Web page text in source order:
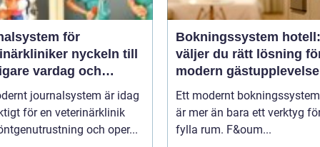
för
nyckeln till
vardag och
vård
journalsystem är idag
för en veterinärklinik
och oper...
Bokningssystem
väljer du rätt lösning
modern gästupplevelse
Ett modernt
är mer än bara ett verktyg
fylla rum. F&oum...